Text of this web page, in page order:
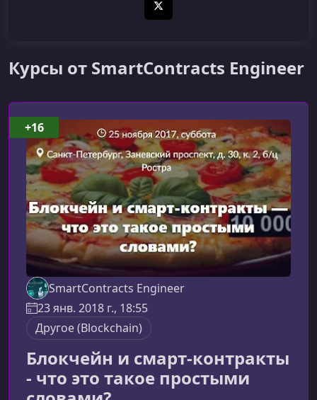
X (Twitter)
Курсы от SmartContracts Engineer
SmartContracts Engineer
23 янв. 2018 г., 18:55
Другоe (Blockchain)
Блокчейн и смарт-контракты
- что это такое простыми
+16